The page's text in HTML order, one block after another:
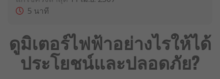
5 นาที
ดูมิเตอร์ไฟฟ้าอย่างไรให้ได้
ประโยชน์และปลอดภัย?